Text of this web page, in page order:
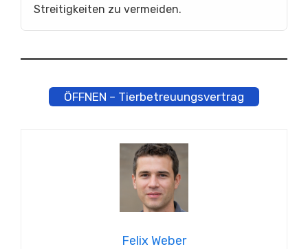
Streitigkeiten zu vermeiden.
ÖFFNEN – Tierbetreuungsvertrag
Felix Weber